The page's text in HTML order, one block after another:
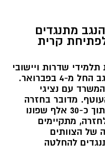
מתנגדים
קרית
שדרות ויישובי
המועצה האזורית שער הנגב החל מ-4 בפברואר.
עם נציגי
מדובר בחזרה
של כ-25 אלף תלמידים, מתוך כ-30 אלף שפונו
מתקיימים
של הצוותים
להחלטה